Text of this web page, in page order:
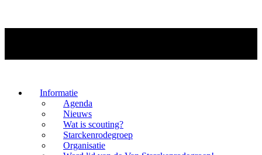
Informatie
Agenda
Nieuws
Wat is scouting?
Starckenrodegroep
Organisatie